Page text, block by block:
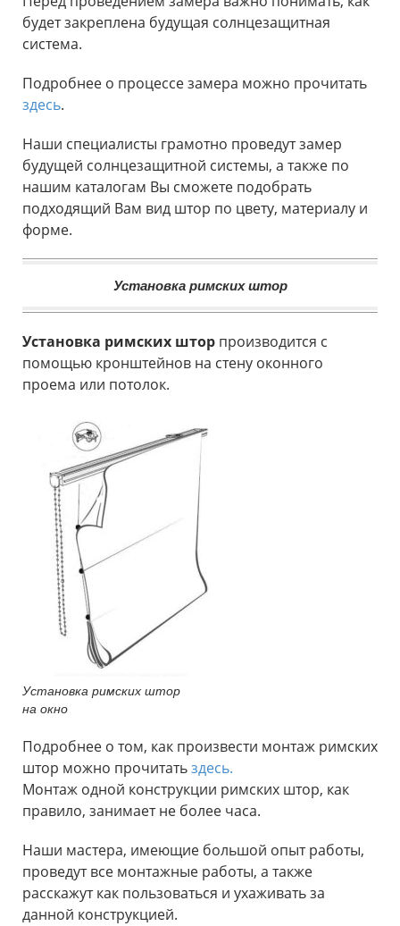
будет закреплена будущая солнцезащитная
система.
Подробнее о процессе замера можно прочитать
здесь.
Наши специалисты грамотно проведут замер
будущей солнцезащитной системы, а также по
нашим каталогам Вы сможете подобрать
подходящий Вам вид штор по цвету, материалу и
форме.
Установка римских штор
Установка римских штор производится с
помощью кронштейнов на стену оконного
проема или потолок.
Установка римских штор
на окно
Подробнее о том, как произвести монтаж римских
штор можно прочитатьздесь.
Монтаж одной конструкции римских штор, как
правило, занимает не более часа.
Наши мастера, имеющие большой опыт работы,
проведут все монтажные работы, а также
расскажут как пользоваться и ухаживать за
данной конструкцией.